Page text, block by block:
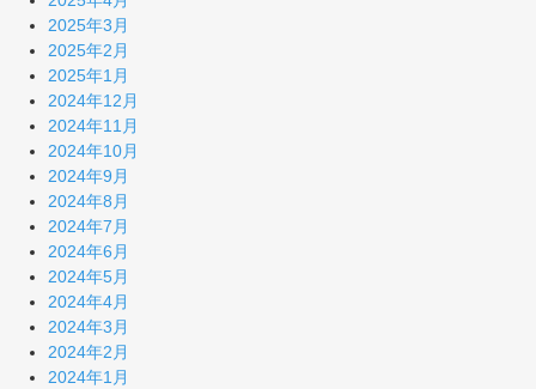
2025年3月
2025年2月
2025年1月
2024年12月
2024年11月
2024年10月
2024年9月
2024年8月
2024年7月
2024年6月
2024年5月
2024年4月
2024年3月
2024年2月
2024年1月